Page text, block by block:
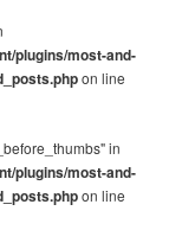
plugins/most-and-
on line
in
plugins/most-and-
on line